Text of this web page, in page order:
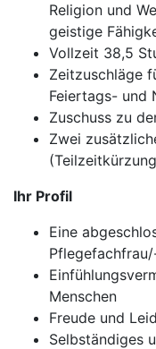
Religion und
geistige
Vollzeit 38,5
Zeitzuschläge
Feiertags- und
Zuschuss zu
Zwei
Ihr Profil
Eine
Menschen
Freude und
Selbständiges